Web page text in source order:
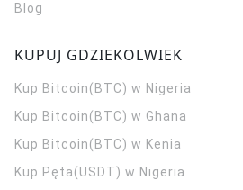
Blog
KUPUJ GDZIEKOLWIEK
Kup Bitcoin(BTC) w Nigeria
Kup Bitcoin(BTC) w Ghana
Kup Bitcoin(BTC) w Kenia
Kup Pęta(USDT) w Nigeria